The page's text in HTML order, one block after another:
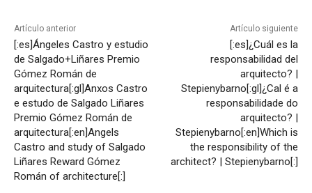
Artículo anterior
[:es]Ángeles Castro y estudio
de Salgado+Liñares Premio
Gómez Román de
arquitectura[:gl]Anxos Castro
e estudo de Salgado Liñares
Premio Gómez Román de
arquitectura[:en]Angels
Castro and study of Salgado
Liñares Reward Gómez
Román of architecture[:]
Artículo siguiente
[:es]¿Cuál es la
responsabilidad del
arquitecto? |
Stepienybarno[:gl]¿Cal é a
responsabilidade do
arquitecto? |
Stepienybarno[:en]Which is
the responsibility of the
architect? | Stepienybarno[:]